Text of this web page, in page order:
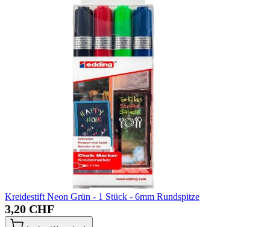
Kreidestift Neon Grün - 1 Stück - 6mm Rundspitze
3,20 CHF